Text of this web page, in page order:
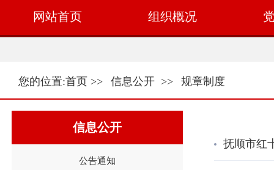
网站首页 组织概况
您的位置:首页 >> 信息公开 >> 规章制度
信息公开
公告通知
抚顺市红